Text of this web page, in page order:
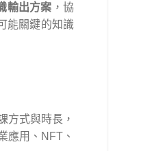
輸出方案 ，協
能關鍵的知識
方式與時長，
應用、NFT、